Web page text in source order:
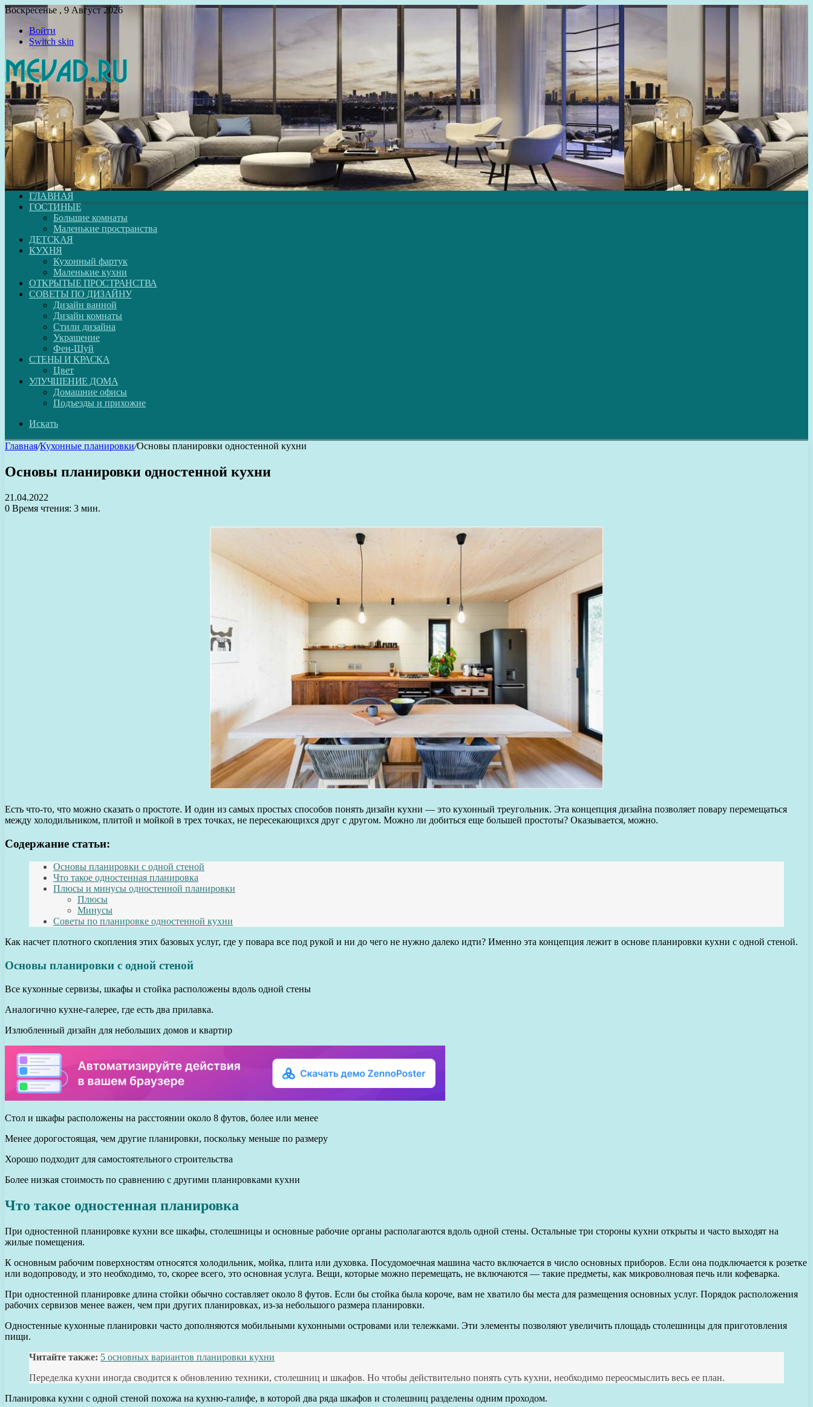
Воскресенье , 9 Август 2026
Войти
Switch skin
ГЛАВНАЯ
ГОСТИНЫЕ
Большие комнаты
Маленькие пространства
ДЕТСКАЯ
КУХНЯ
Кухонный фартук
Маленькие кухни
ОТКРЫТЫЕ ПРОСТРАНСТВА
СОВЕТЫ ПО ДИЗАЙНУ
Дизайн ванной
Дизайн комнаты
Стили дизайна
Украшение
Фен-Шуй
СТЕНЫ И КРАСКА
Цвет
УЛУЧШЕНИЕ ДОМА
Домашние офисы
Подъезды и прихожие
Искать
Главная/Кухонные планировки/Основы планировки одностенной кухни
Основы планировки одностенной кухни
21.04.2022
0 Время чтения: 3 мин.
Есть что-то, что можно сказать о простоте. И один из самых простых способов понять дизайн кухни — это кухонный треугольник. Эта концепция дизайна позволяет повару перемещаться
между холодильником, плитой и мойкой в трех точках, не пересекающихся друг с другом. Можно ли добиться еще большей простоты? Оказывается, можно.
Содержание статьи:
Основы планировки с одной стеной
Что такое одностенная планировка
Плюсы и минусы одностенной планировки
Плюсы
Минусы
Советы по планировке одностенной кухни
Как насчет плотного скопления этих базовых услуг, где у повара все под рукой и ни до чего не нужно далеко идти? Именно эта концепция лежит в основе планировки кухни с одной стеной.
Основы планировки с одной стеной
Все кухонные сервизы, шкафы и стойка расположены вдоль одной стены
Аналогично кухне-галерее, где есть два прилавка.
Излюбленный дизайн для небольших домов и квартир
Стол и шкафы расположены на расстоянии около 8 футов, более или менее
Менее дорогостоящая, чем другие планировки, поскольку меньше по размеру
Хорошо подходит для самостоятельного строительства
Более низкая стоимость по сравнению с другими планировками кухни
Что такое одностенная планировка
При одностенной планировке кухни все шкафы, столешницы и основные рабочие органы располагаются вдоль одной стены. Остальные три стороны кухни открыты и часто выходят на
жилые помещения.
К основным рабочим поверхностям относятся холодильник, мойка, плита или духовка. Посудомоечная машина часто включается в число основных приборов. Если она подключается к розетке
или водопроводу, и это необходимо, то, скорее всего, это основная услуга. Вещи, которые можно перемещать, не включаются — такие предметы, как микроволновая печь или кофеварка.
При одностенной планировке длина стойки обычно составляет около 8 футов. Если бы стойка была короче, вам не хватило бы места для размещения основных услуг. Порядок расположения
рабочих сервизов менее важен, чем при других планировках, из-за небольшого размера планировки.
Одностенные кухонные планировки часто дополняются мобильными кухонными островами или тележками. Эти элементы позволяют увеличить площадь столешницы для приготовления
пищи.
Читайте также: 5 основных вариантов планировки кухни
Переделка кухни иногда сводится к обновлению техники, столешниц и шкафов. Но чтобы действительно понять суть кухни, необходимо переосмыслить весь ее план.
Планировка кухни с одной стеной похожа на кухню-галифе, в которой два ряда шкафов и столешниц разделены одним проходом.